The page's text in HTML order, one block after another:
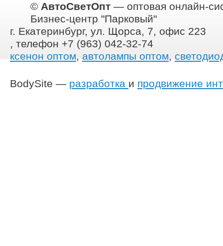
© АвтоСветОпт — оптовая онлайн-
Бизнес-центр "Парковый"
г. Екатеринбург, ул. Щорса, 7, офис 223
, телефон +7 (963) 042-32-74
ксенон оптом, автолампы оптом,
BodySite — разработка и продвижение